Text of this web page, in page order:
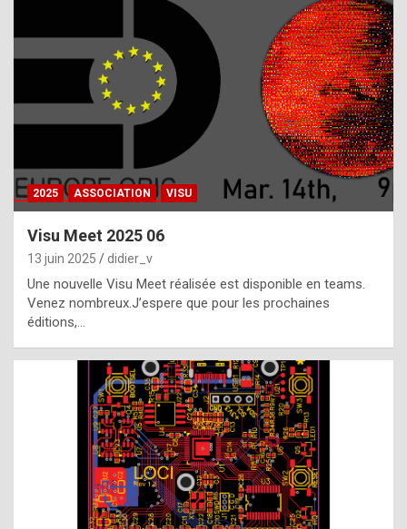
h
a
t
t
e
b
e
s
t
p
h
2025 ASSOCIATION VISU
Visu Meet 2025 06
13 juin 2025 didier_v
Une nouvelle Visu Meet réalisée est disponible en teams.
Venez nombreux.J’espere que pour les prochaines
éditions,…